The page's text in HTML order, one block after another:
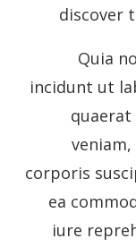
discover
Quia
incidunt ut
corporis
ea
iure